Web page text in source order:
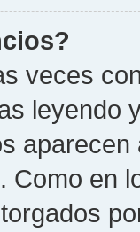
veces
leyendo
Como en